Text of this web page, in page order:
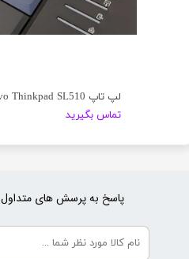
لپ تاپ lenovo Thinkpad SL510
تماس بگیرید
پاسخ به پرسش های متداول